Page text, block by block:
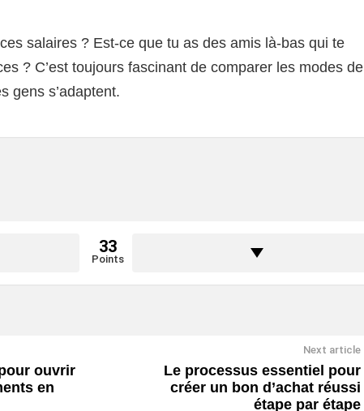
salaires ? Est-ce que tu as des amis là-bas qui te
? C’est toujours fascinant de comparer les modes de
gens s’adaptent.
33
Points
ouvrir
en
Next article
Le processus essentiel pour
créer un bon d’achat réussi
étape par étape